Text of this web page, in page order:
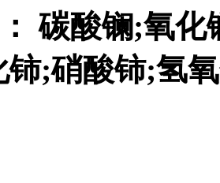
碳酸镧;氧
;硝酸铈;氢